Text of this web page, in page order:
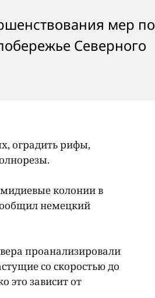
мер по
Северного
оградить рифы,
колонии в
немецкий
проанализировали
со скоростью до
это зависит от